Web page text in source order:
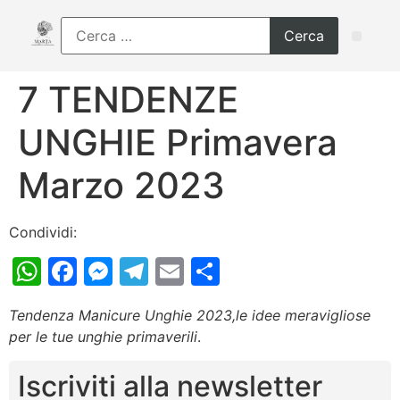
7 TENDENZE
UNGHIE Primavera
Marzo 2023
Condividi:
WhatsApp
Facebook
Messenger
Telegram
Email
Tendenza Manicure Unghie 2023,le idee meravigliose
per le tue unghie primaverili.
Iscriviti alla newsletter